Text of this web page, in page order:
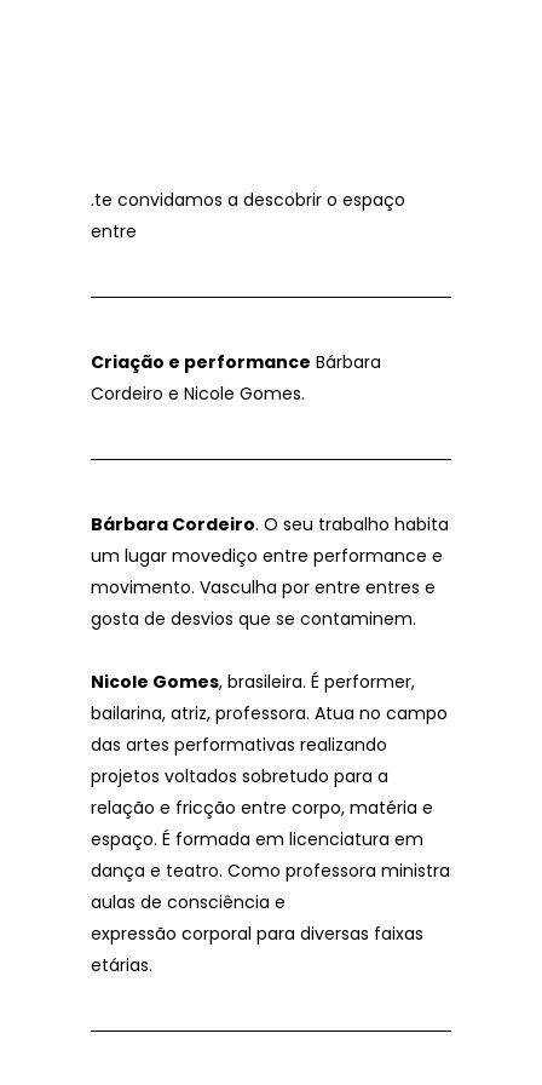
.te convidamos a descobrir o espaço
entre
Criação e performance Bárbara
Cordeiro e Nicole Gomes.
Bárbara Cordeiro. O seu trabalho habita
um lugar movediço entre performance e
movimento. Vasculha por entre entres e
gosta de desvios que se contaminem.
Nicole Gomes, brasileira. É performer,
bailarina, atriz, professora. Atua no campo
das artes performativas realizando
projetos voltados sobretudo para a
relação e fricção entre corpo, matéria e
espaço. É formada em licenciatura em
dança e teatro. Como professora ministra
aulas de consciência e
expressão corporal para diversas faixas
etárias.